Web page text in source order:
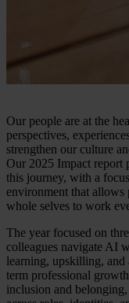
Our people are at the
perspectives,
strengthen our culture
Our 2025 Impact report
this journey, with a
environment that allows
whole selves to work
The year focused on
colleagues navigate AI
learning, upskilling, and
term professional
inclusion and